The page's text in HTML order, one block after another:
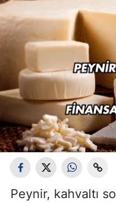
Peynir, kahvaltı